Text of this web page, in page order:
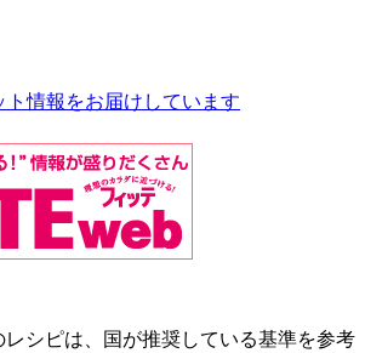
ト情報をお届けしています
レシピは、国が推奨している基準を参考